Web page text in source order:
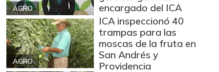
AGRO
encargado del ICA
AGRO
ICA inspeccionó 40
trampas para las
moscas de la fruta en
San Andrés y
Providencia